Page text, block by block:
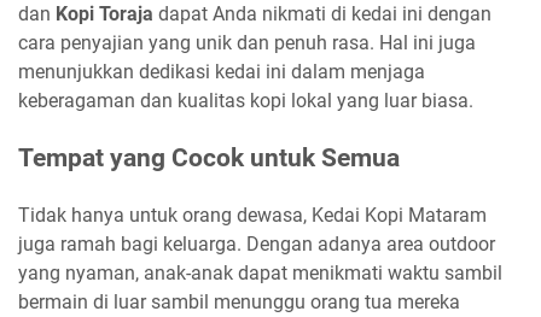
dan Kopi Toraja dapat Anda nikmati di kedai ini dengan
cara penyajian yang unik dan penuh rasa. Hal ini juga
menunjukkan dedikasi kedai ini dalam menjaga
keberagaman dan kualitas kopi lokal yang luar biasa.
Tempat yang Cocok untuk Semua
Tidak hanya untuk orang dewasa, Kedai Kopi Mataram
juga ramah bagi keluarga. Dengan adanya area outdoor
yang nyaman, anak-anak dapat menikmati waktu sambil
bermain di luar sambil menunggu orang tua mereka